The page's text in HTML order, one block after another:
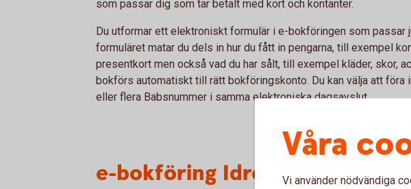
som passar dig som tar betalt med kort och kontanter.
Du utformar ett elektroniskt formulär i e-bokföringen som passar
formuläret matar du dels in hur du fått in pengarna, till exempel
presentkort men också vad du har sålt, till exempel kläder, skor,
bokförs automatiskt till rätt bokföringskonto. Du kan välja att föra
eller flera Babsnummer i samma elektroniska dagsavslut.
e-bokföring Idrottsförening
Våra
Vi använder nödvändiga